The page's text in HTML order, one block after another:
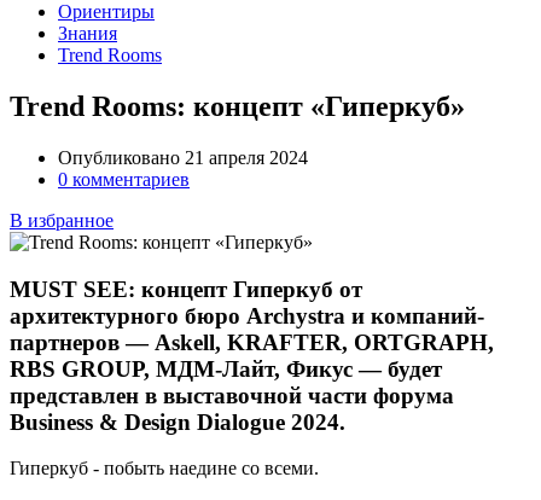
Ориентиры
Знания
Trend Rooms
Trend Rooms: концепт «Гиперкуб»
Опубликовано 21 апреля 2024
0 комментариев
В избранное
MUST SEE: концепт Гиперкуб от
архитектурного бюро Archystra и компаний-
партнеров — Askell, KRAFTER, ORTGRAPH,
RBS GROUP, МДМ-Лайт, Фикус — будет
представлен в выставочной части форума
Business & Design Dialogue 2024.
Гиперкуб - побыть наедине со всеми.